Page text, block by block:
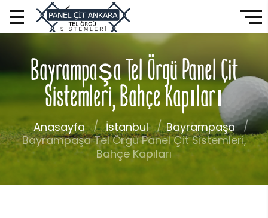
Bayrampaşa Tel Örgü Panel Çit
Sistemleri, Bahçe Kapıları
Anasayfa İstanbul
Bayrampaşa
Bayrampaşa Tel Örgü Panel Çit Sistemleri,
Bahçe Kapıları